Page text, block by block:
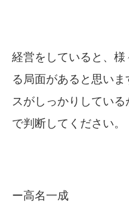
経営をしていると、
る局面があると思い
スがしっかりしてい
で判断してください。
ー高名一成